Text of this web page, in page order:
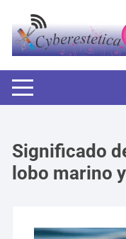
contenido
Significado
lobo marino